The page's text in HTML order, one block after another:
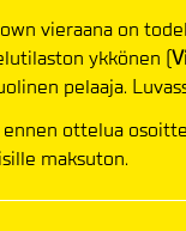
vieraana on
ykkönen (
pelaaja.
ottelua
maksuton.